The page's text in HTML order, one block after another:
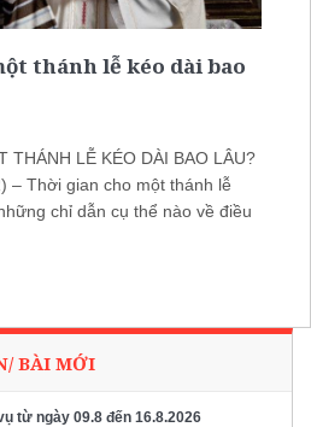
thánh lễ kéo dài bao
THÁNH LỄ KÉO DÀI BAO LÂU?
– Thời gian cho một thánh lễ
chỉ dẫn cụ thể nào về điều
BÀI MỚI
từ ngày 09.8 đến 16.8.2026